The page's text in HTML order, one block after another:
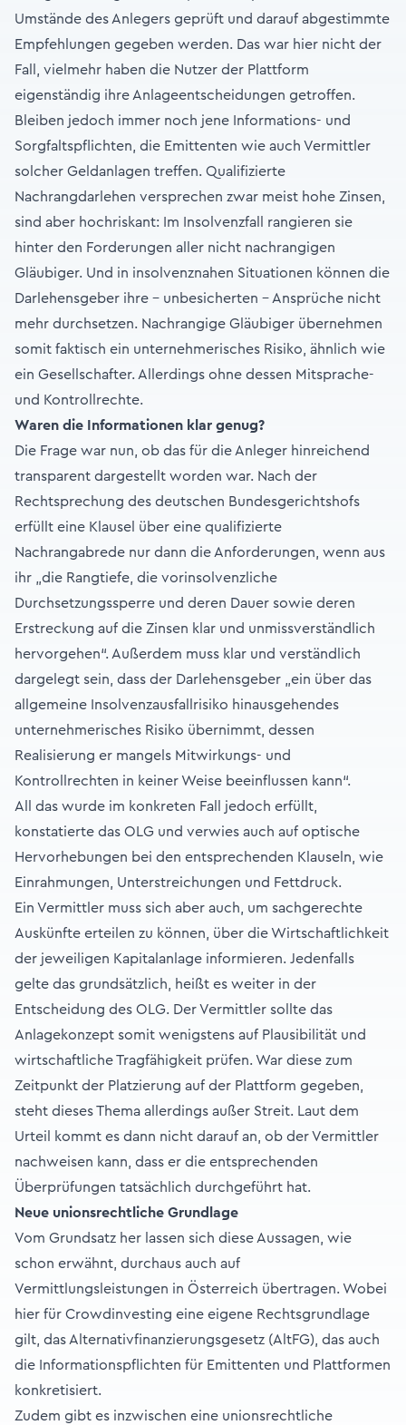
Umstände des Anlegers geprüft und darauf abgestimmte
Empfehlungen gegeben werden. Das war hier nicht der
Fall, vielmehr haben die Nutzer der Plattform
eigenständig ihre Anlageentscheidungen getroffen.
Bleiben jedoch immer noch jene Informations- und
Sorgfaltspflichten, die Emittenten wie auch Vermittler
solcher Geldanlagen treffen. Qualifizierte
Nachrangdarlehen versprechen zwar meist hohe Zinsen,
sind aber hochriskant: Im Insolvenzfall rangieren sie
hinter den Forderungen aller nicht nachrangigen
Gläubiger. Und in insolvenznahen Situationen können die
Darlehensgeber ihre – unbesicherten – Ansprüche nicht
mehr durchsetzen. Nachrangige Gläubiger übernehmen
somit faktisch ein unternehmerisches Risiko, ähnlich wie
ein Gesellschafter. Allerdings ohne dessen Mitsprache-
und Kontrollrechte.
Waren die Informationen klar genug?
Die Frage war nun, ob das für die Anleger hinreichend
transparent dargestellt worden war. Nach der
Rechtsprechung des deutschen Bundesgerichtshofs
erfüllt eine Klausel über eine qualifizierte
Nachrangabrede nur dann die Anforderungen, wenn aus
ihr „die Rangtiefe, die vorinsolvenzliche
Durchsetzungssperre und deren Dauer sowie deren
Erstreckung auf die Zinsen klar und unmissverständlich
hervorgehen“. Außerdem muss klar und verständlich
dargelegt sein, dass der Darlehensgeber „ein über das
allgemeine Insolvenzausfallrisiko hinausgehendes
unternehmerisches Risiko übernimmt, dessen
Realisierung er mangels Mitwirkungs- und
Kontrollrechten in keiner Weise beeinflussen kann“.
All das wurde im konkreten Fall jedoch erfüllt,
konstatierte das OLG und verwies auch auf optische
Hervorhebungen bei den entsprechenden Klauseln, wie
Einrahmungen, Unterstreichungen und Fettdruck.
Ein Vermittler muss sich aber auch, um sachgerechte
Auskünfte erteilen zu können, über die Wirtschaftlichkeit
der jeweiligen Kapitalanlage informieren. Jedenfalls
gelte das grundsätzlich, heißt es weiter in der
Entscheidung des OLG. Der Vermittler sollte das
Anlagekonzept somit wenigstens auf Plausibilität und
wirtschaftliche Tragfähigkeit prüfen. War diese zum
Zeitpunkt der Platzierung auf der Plattform gegeben,
steht dieses Thema allerdings außer Streit. Laut dem
Urteil kommt es dann nicht darauf an, ob der Vermittler
nachweisen kann, dass er die entsprechenden
Überprüfungen tatsächlich durchgeführt hat.
Neue unionsrechtliche Grundlage
Vom Grundsatz her lassen sich diese Aussagen, wie
schon erwähnt, durchaus auch auf
Vermittlungsleistungen in Österreich übertragen. Wobei
hier für Crowdinvesting eine eigene Rechtsgrundlage
gilt, das Alternativfinanzierungsgesetz (AltFG), das auch
die Informationspflichten für Emittenten und Plattformen
konkretisiert.
Zudem gibt es inzwischen eine unionsrechtliche